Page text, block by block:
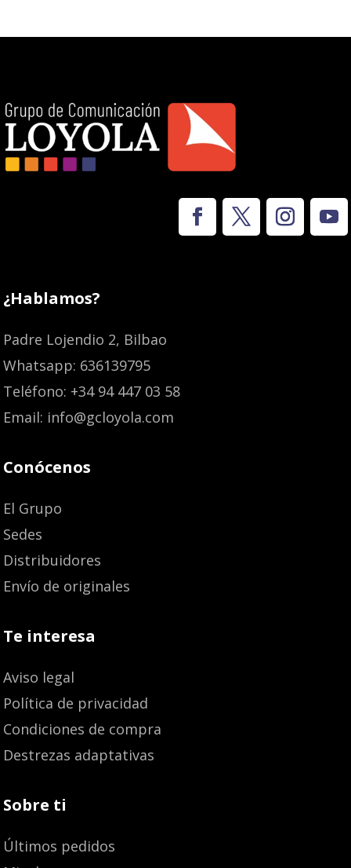
¿Hablamos?
Padre Lojendio 2, Bilbao
Whatsapp: 636139795
Teléfono: +34 94 447 03 58
Email: info@gcloyola.com
Conócenos
El Grupo
Sedes
Distribuidores
Envío de originales
Te interesa
Aviso legal
Política de privacidad
Condiciones de compra
Destrezas adaptativas
Sobre ti
Últimos pedidos